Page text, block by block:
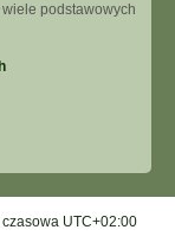
podstawowych
czasowa UTC+02:00